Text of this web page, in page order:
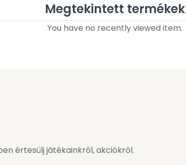
Megtekintett termékek
You have no recently viewed item.
értesülj játékainkról, akciókról.